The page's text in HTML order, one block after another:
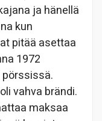
ja hänellä
kun
pitää asettaa
1972
vahva brändi.
maksaa